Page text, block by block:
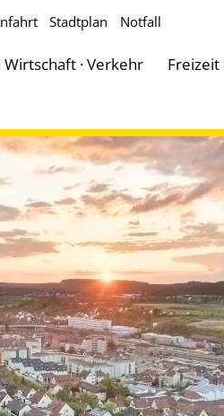
Stadtplan Notfall
Wirtschaft · Verkehr Freizeit